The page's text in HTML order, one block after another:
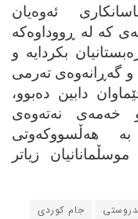
ئه‌وه‌یان
که‌ له‌ ڕووداوه‌که‌
بکردایه‌ و
گه‌ڕانه‌وه‌ی ته‌رمی
دابین ده‌بوو،
خه‌مه‌ی نه‌ته‌وه‌ی
به‌ هه‌ڵسووکه‌وتی
زیاتر
جام کوردی